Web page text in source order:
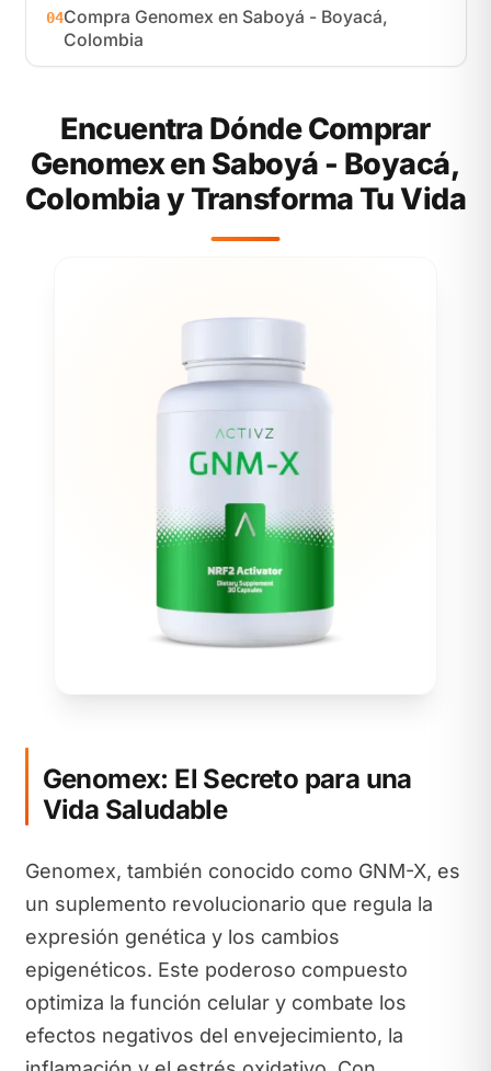
04Compra Genomex en Saboyá - Boyacá,
Colombia
Encuentra Dónde Comprar
Genomex en Saboyá - Boyacá,
Colombia y Transforma Tu Vida
Genomex: El Secreto para una
Vida Saludable
Genomex, también conocido como GNM-X, es
un suplemento revolucionario que regula la
expresión genética y los cambios
epigenéticos. Este poderoso compuesto
optimiza la función celular y combate los
efectos negativos del envejecimiento, la